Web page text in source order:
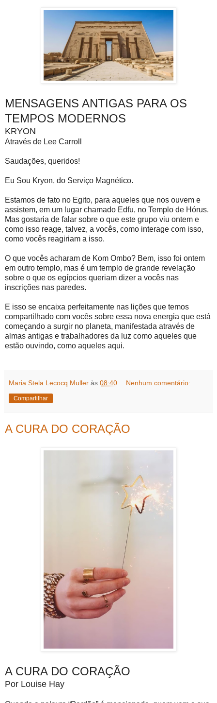
MENSAGENS ANTIGAS PARA OS
TEMPOS MODERNOS
KRYON
Através de Lee Carroll
Saudações, queridos!
Eu Sou Kryon, do Serviço Magnético.
Estamos de fato no Egito, para aqueles que nos ouvem e
assistem, em um lugar chamado Edfu, no Templo de Hórus.
Mas gostaria de falar sobre o que este grupo viu ontem e
como isso reage, talvez, a vocês, como interage com isso,
como vocês reagiriam a isso.
O que vocês acharam de Kom Ombo? Bem, isso foi ontem
em outro templo, mas é um templo de grande revelação
sobre o que os egípcios queriam dizer a vocês nas
inscrições nas paredes.
E isso se encaixa perfeitamente nas lições que temos
compartilhado com vocês sobre essa nova energia que está
começando a surgir no planeta, manifestada através de
almas antigas e trabalhadores da luz como aqueles que
estão ouvindo, como aqueles aqui.
Maria Stela Lecocq Muller às 08:40 Nenhum comentário:
Compartilhar
A CURA DO CORAÇÃO
A CURA DO CORAÇÃO
Por Louise Hay